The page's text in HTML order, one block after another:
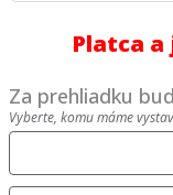
Platca
Za prehliadku
Vyberte, komu máme